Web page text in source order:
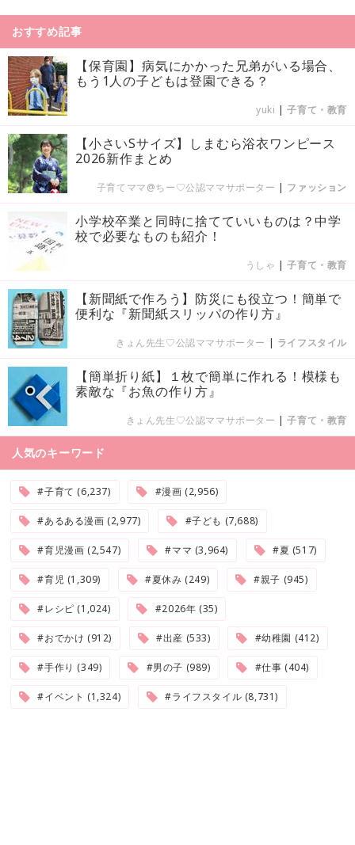
おすすめ記事
【保育園】病気にかかった兄弟がいる場合、
もう1人の子どもは登園できる？
yuki |子育て・教育
【小さいSサイズ】しまむら浴衣ワンピース
2026新作まとめ
子育てママ@ちー♡公認ママサポーター | ファッション
小学校卒業と同時に捨てていいものは？中学
校で必要なものも紹介！
うしゃ |子育て・教育
【新聞紙で作ろう】防災にも役立つ！簡単で
便利な『新聞紙スリッパの作り方』
きょん先生♡公認ママサポーター | ライフスタイル
【簡単折り紙】１枚で簡単に作れる！模様も
素敵な『お魚の作り方』
きょん先生♡公認ママサポーター |子育て・教育
人気のキーワード
#子育て (6,237) #漫画 (2,956)
#あるある漫画 (2,977) #子ども (7,688)
#育児漫画 (2,547) #ママ (3,964) #夏 (517)
#育児 (1,309) #夏休み (249) #親子 (945)
#レシピ (1,024) #2026年 (35)
#おでかけ (912) #出産 (533) #幼稚園 (412)
#手作り (349) #男の子 (989) #仕事 (404)
#イベント (1,324) #ライフスタイル (8,731)